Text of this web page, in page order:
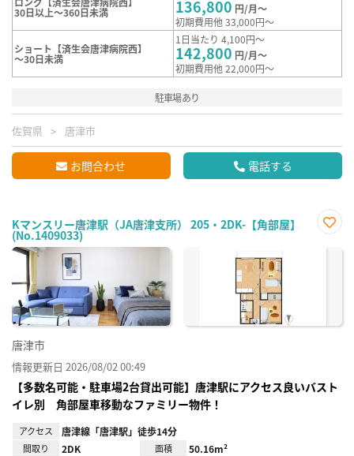
30日以上～360日未満 136,800 円/月～
初期費用他 33,000円～
ショート【済生会唐津病院西】
～30日未満
1日当たり 4,100円～
142,800 円/月～
初期費用他 22,000円～
駐車場あり
佐賀県 唐津市
お問合わせ 電話する
Kマンスリー唐津駅（JA唐津支所） 205・2DK-【角部屋】
(No.1409033)
に入
唐津市
情報更新日 2026/08/02 00:49
【多数名可能・駐車場2台貸出可能】唐津駅にアクセス良いバスト
イレ別 角部屋車移動なファミリー物件！
アクセス 唐津線「唐津駅」徒歩14分
間取り 2DK 面積 50.16m²